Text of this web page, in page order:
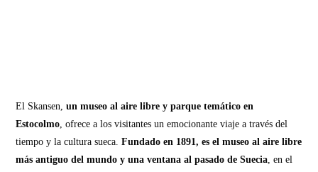
El Skansen,un museo al aire libre y parque temático en
Estocolmo, ofrece a los visitantes un emocionante viaje a través del
tiempo y la cultura sueca.Fundado en 1891, es el museo al aire libre
más antiguo del mundo y una ventana al pasado de Suecia, en el